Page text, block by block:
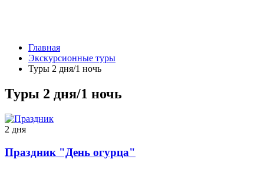
Главная
Экскурсионные туры
Туры 2 дня/1 ночь
Туры 2 дня/1 ночь
2 дня
Праздник "День огурца"